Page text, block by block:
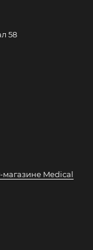
58
магазине Medical